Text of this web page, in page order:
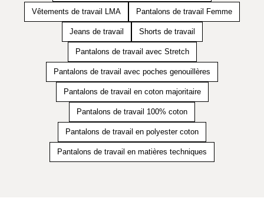
Vêtements de travail LMA Pantalons de travail Femme
Jeans de travail Shorts de travail
Pantalons de travail avec Stretch
Pantalons de travail avec poches genouillères
Pantalons de travail en coton majoritaire
Pantalons de travail 100% coton
Pantalons de travail en polyester coton
Pantalons de travail en matières techniques